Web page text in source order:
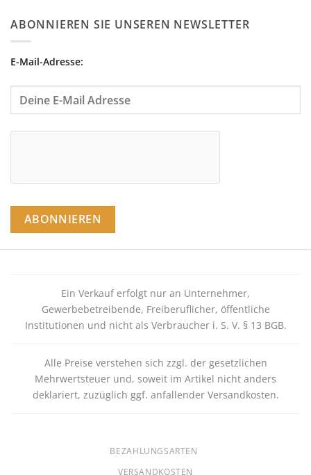
ABONNIEREN SIE UNSEREN NEWSLETTER
E-Mail-Adresse:
Ein Verkauf erfolgt nur an Unternehmer,
Gewerbebetreibende, Freiberuflicher, öffentliche
Institutionen und nicht als Verbraucher i. S. V. § 13 BGB.
Alle Preise verstehen sich zzgl. der gesetzlichen
Mehrwertsteuer und, soweit im Artikel nicht anders
deklariert, zuzüglich ggf. anfallender Versandkosten.
BEZAHLUNGSARTEN
VERSANDKOSTEN